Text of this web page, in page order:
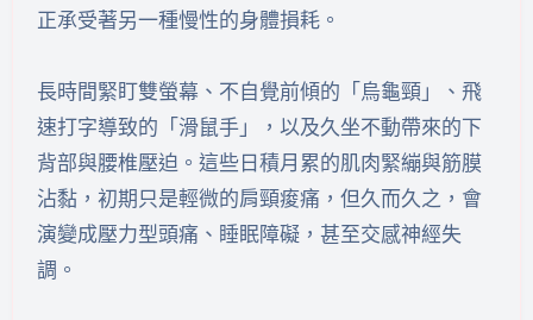
正承受著另一種慢性的身體損耗。
長時間緊盯雙螢幕、不自覺前傾的「烏龜頸」、飛
速打字導致的「滑鼠手」，以及久坐不動帶來的下
背部與腰椎壓迫。這些日積月累的肌肉緊繃與筋膜
沾黏，初期只是輕微的肩頸痠痛，但久而久之，會
演變成壓力型頭痛、睡眠障礙，甚至交感神經失
調。